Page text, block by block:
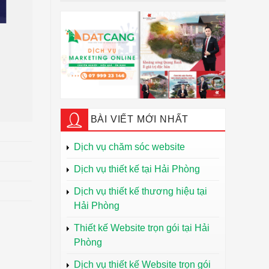
BÀI VIẾT MỚI NHẤT
Dịch vụ chăm sóc website
Dịch vụ thiết kế tại Hải Phòng
Dịch vụ thiết kế thương hiệu tại
Hải Phòng
Thiết kế Website trọn gói tại Hải
Phòng
Dịch vụ thiết kế Website trọn gói